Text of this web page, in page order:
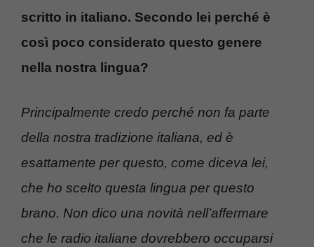
scritto in italiano. Secondo lei perché è
così poco considerato questo genere
nella nostra lingua?
Principalmente credo perché non fa parte
della nostra tradizione italiana, ed è
esattamente per questo, come diceva lei,
che ho scelto questa lingua per questo
brano. Non dico una novità nell’affermare
che le radio italiane dovrebbero occuparsi